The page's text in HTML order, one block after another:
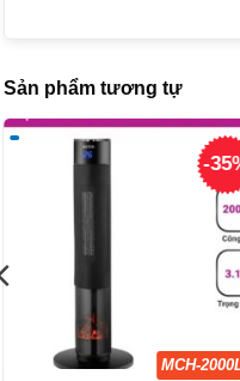
Sản phẩm tương tự
-
MCH-